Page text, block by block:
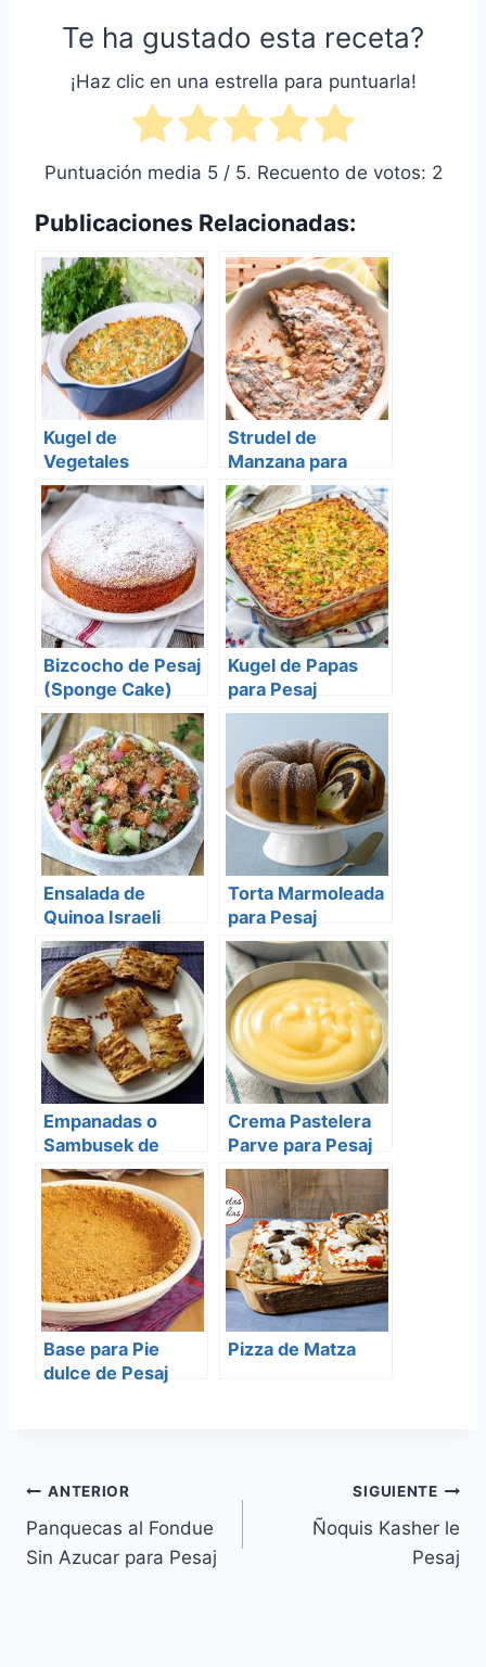
Te ha gustado esta receta?
¡Haz clic en una estrella para puntuarla!
Puntuación media 5/ 5. Recuento de votos: 2
Publicaciones Relacionadas:
Kugel de
Vegetales
Strudel de
Manzana para
Pesaj
Bizcocho de Pesaj
(Sponge Cake)
Kugel de Papas
para Pesaj
Ensalada de
Quinoa Israeli
Torta Marmoleada
para Pesaj
Empanadas o
Sambusek de
Carne o Pollo
(Pesaj)
Crema Pastelera
Parve para Pesaj
Base para Pie
dulce de Pesaj
Pizza de Matza
Navegación
de
ANTERIOR
Panquecas al Fondue
Sin Azucar para Pesaj
SIGUIENTE
Ñoquis Kasher le
Pesaj